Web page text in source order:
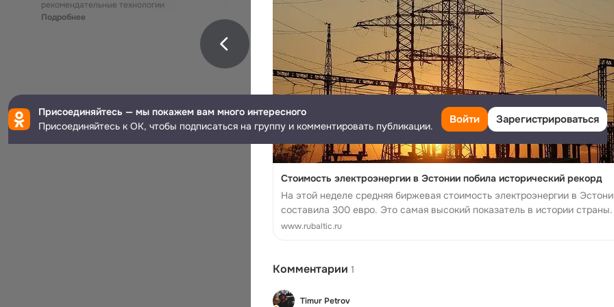
Стоимость электроэнергии в Эстонии побила исторический рекорд
На этой неделе средняя биржевая стоимость электроэнергии в
составила 300 евро. Это самая высокий показатель в истории страны.
www.rubaltic.ru
Комментарии 1
Timur Petrov
рекомендательные технологии
Подробнее
Присоединяйтесь — мы покажем вам много интересного
Присоединяйтесь к ОК, чтобы подписаться на группу и комментировать публикации.
Войти Зарегистрироваться